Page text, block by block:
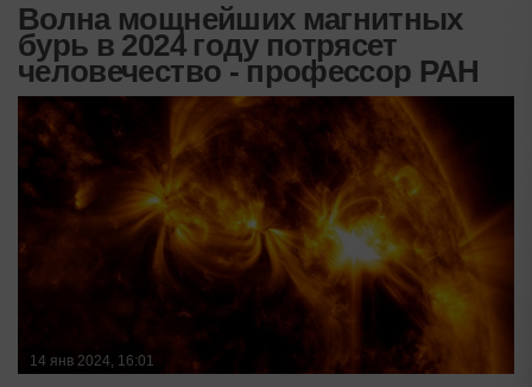
Волна мощнейших магнитных
бурь в 2024 году потрясет
человечество - профессор РАН
14 янв 2024, 16:01